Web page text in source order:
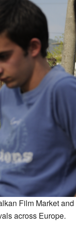
Film Market
across Europe.